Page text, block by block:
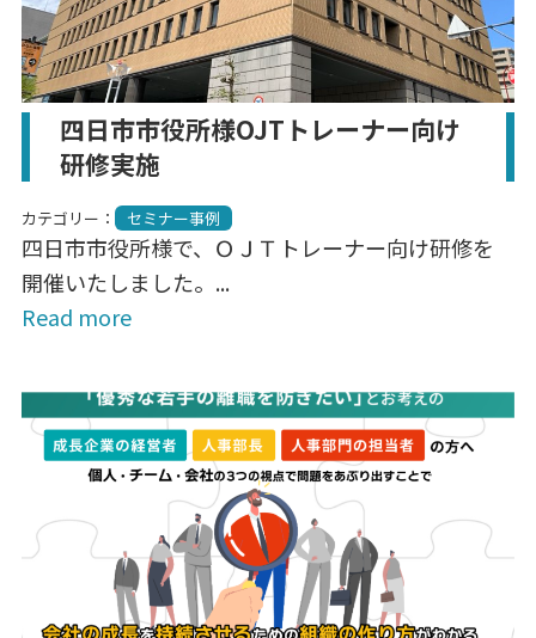
四日市市役所様OJTトレーナー向け
研修実施
カテゴリー： セミナー事例
四日市市役所様で、ＯＪＴトレーナー向け研修を
開催いたしました。...
Read more